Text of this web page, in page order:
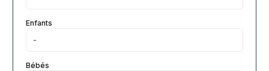
Enfants
Bébés